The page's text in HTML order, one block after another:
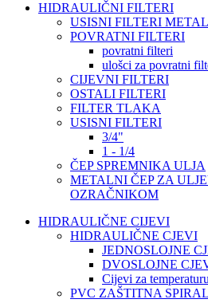
HIDRAULIČNI FILTERI
USISNI FILTERI
POVRATNI FILTERI
povratni filteri
ulošci za povratni
CIJEVNI FILTERI
OSTALI FILTERI
FILTER TLAKA
USISNI FILTERI
3/4"
1 - 1/4
ČEP SPREMNIKA ULJA
METALNI ČEP ZA
OZRAČNIKOM
HIDRAULIČNE CIJEVI
HIDRAULIČNE CJEVI
JEDNOSLOJNE
DVOSLOJNE
Cijevi za temperaturu
PVC ZAŠTITNA